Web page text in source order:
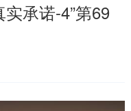
承诺-4”第69